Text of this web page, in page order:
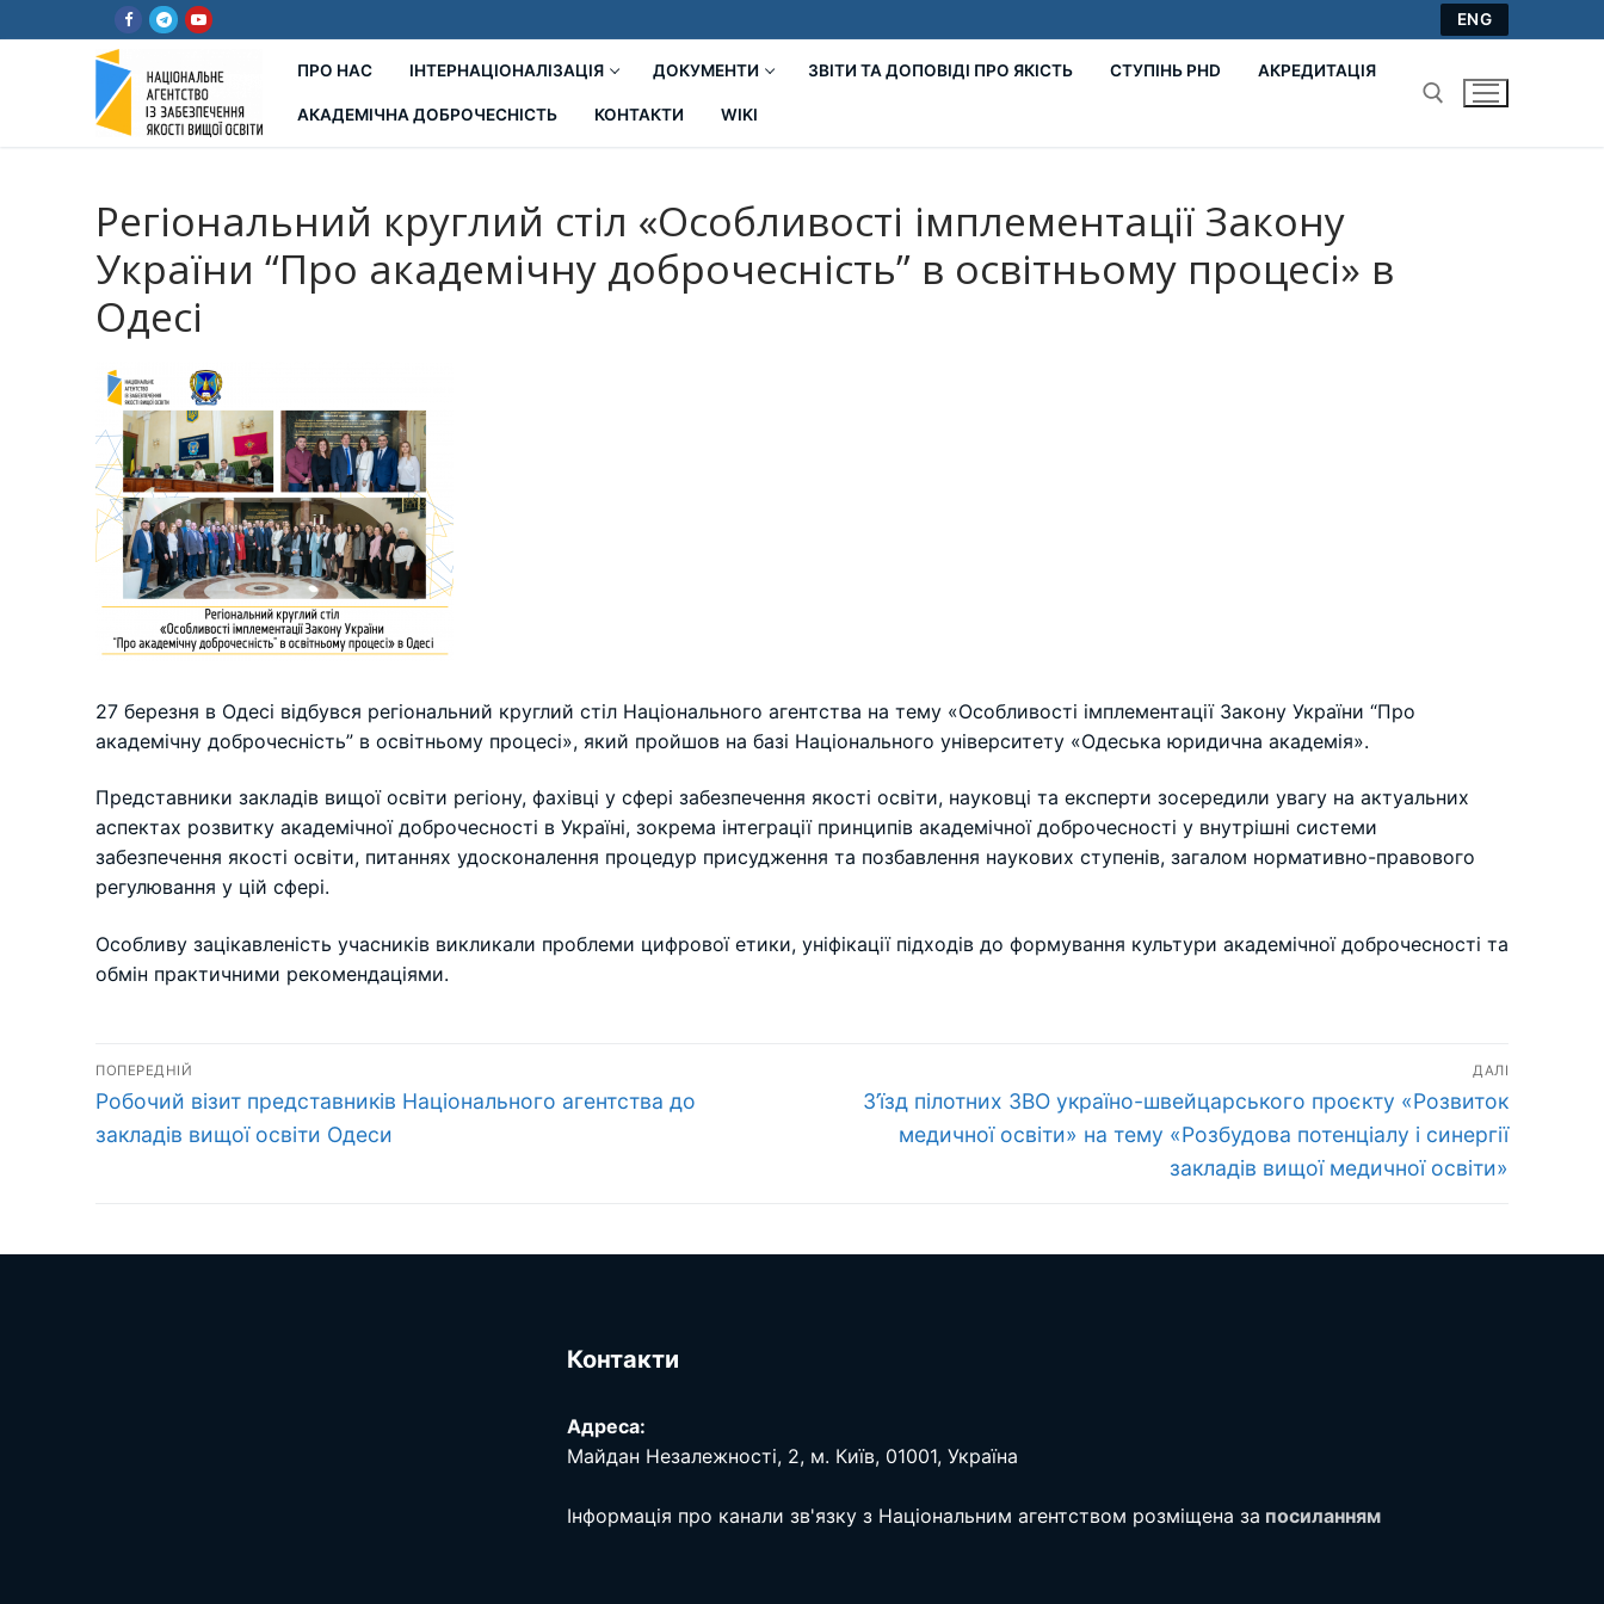
до
ENG
ПРО НАС ІНТЕРНАЦІОНАЛІЗАЦІЯ ДОКУМЕНТИ ЗВІТИ ТА ДОПОВІДІ ПРО ЯКІСТЬ СТУПІНЬ PHD АКРЕДИТАЦІЯ
АКАДЕМІЧНА ДОБРОЧЕСНІСТЬ КОНТАКТИ WIKI
Регіональний круглий стіл «Особливості імплементації Закону
України “Про академічну доброчесність” в освітньому процесі» в
Одесі
27 березня в Одесі відбувся регіональний круглий стіл Національного агентства на тему «Особливості імплементації Закону України “Про
академічну доброчесність” в освітньому процесі», який пройшов на базі Національного університету «Одеська юридична академія».
Представники закладів вищої освіти регіону, фахівці у сфері забезпечення якості освіти, науковці та експерти зосередили увагу на актуальних
аспектах розвитку академічної доброчесності в Україні, зокрема інтеграції принципів академічної доброчесності у внутрішні системи
забезпечення якості освіти, питаннях удосконалення процедур присудження та позбавлення наукових ступенів, загалом нормативно-правового
регулювання у цій сфері.
Особливу зацікавленість учасників викликали проблеми цифрової етики, уніфікації підходів до формування культури академічної доброчесності та
обмін практичними рекомендаціями.
Навігація
записів
ПОПЕРЕДНІЙ
Попередній
запис:
Робочий візит представників Національного агентства до
закладів вищої освіти Одеси
ДАЛІ
Наступний
запис:
З’їзд пілотних ЗВО україно-швейцарського проєкту «Розвиток
медичної освіти» на тему «Розбудова потенціалу і синергії
закладів вищої медичної освіти»
Контакти
Адреса:
Майдан Незалежності, 2, м. Київ, 01001, Україна
Інформація про канали зв'язку з Національним агентством розміщена за посиланням